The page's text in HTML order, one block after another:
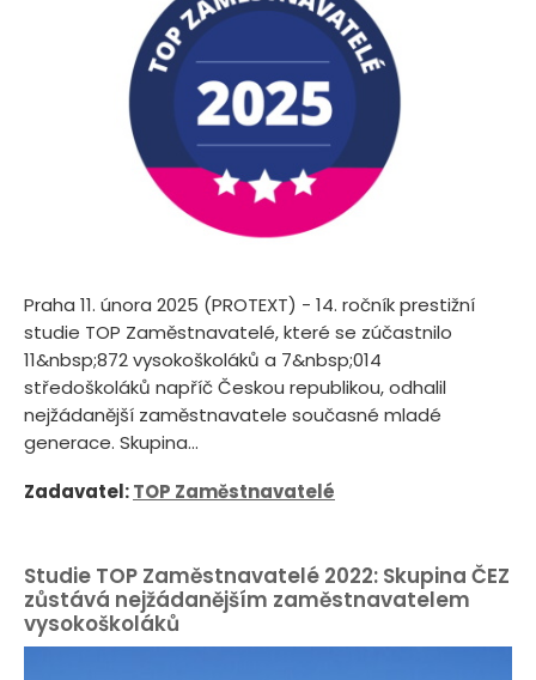
Praha 11. února 2025 (PROTEXT) - 14. ročník prestižní
studie TOP Zaměstnavatelé, které se zúčastnilo
11&nbsp;872 vysokoškoláků a 7&nbsp;014
středoškoláků napříč Českou republikou, odhalil
nejžádanější zaměstnavatele současné mladé
generace. Skupina...
Zadavatel:TOP Zaměstnavatelé
Studie TOP Zaměstnavatelé 2022: Skupina ČEZ
zůstává nejžádanějším zaměstnavatelem
vysokoškoláků